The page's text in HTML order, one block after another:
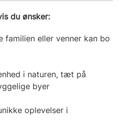
du ønsker:
familien eller venner kan bo
i naturen, tæt på
byer
oplevelser i